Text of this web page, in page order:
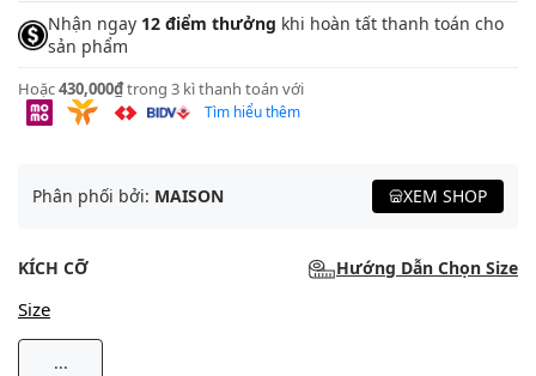
Nhận ngay 12 điểm thưởng khi hoàn tất thanh toán cho
sản phẩm
Hoặc430,000₫trong 3 kì thanh toán với
Tìm hiểu thêm
Phân phối bởi: MAISON XEM SHOP
KÍCH CỠ Hướng Dẫn Chọn Size
Size
...